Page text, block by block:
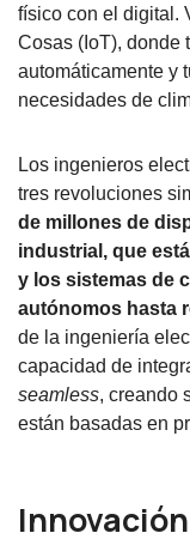
físico con el digital.
Cosas (IoT), donde
automáticamente y
necesidades de
Los ingenieros
tres revoluciones
de millones de
industrial, que
y los sistemas de
autónomos hasta
de la ingeniería
capacidad de
seamless, creando
están basadas en